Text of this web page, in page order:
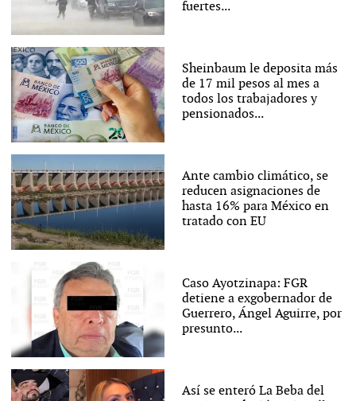
fuertes...
Sheinbaum le deposita más
de 17 mil pesos al mes a
todos los trabajadores y
pensionados...
Ante cambio climático, se
reducen asignaciones de
hasta 16% para México en
tratado con EU
Caso Ayotzinapa: FGR
detiene a exgobernador de
Guerrero, Ángel Aguirre, por
presunto...
Así se enteró La Beba del